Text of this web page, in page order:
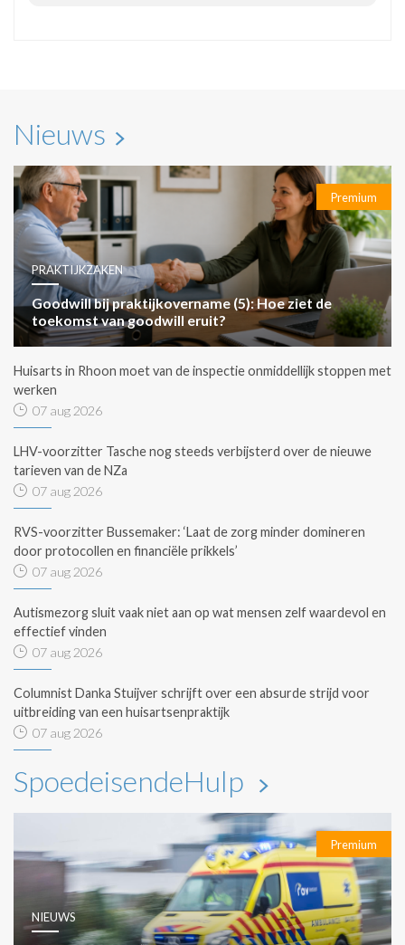
Nieuws
Premium
PRAKTIJKZAKEN
Goodwill bij praktijkovername (5): Hoe ziet de
toekomst van goodwill eruit?
Huisarts in Rhoon moet van de inspectie onmiddellijk stoppen met
werken
07 aug 2026
LHV-voorzitter Tasche nog steeds verbijsterd over de nieuwe
tarieven van de NZa
07 aug 2026
RVS-voorzitter Bussemaker: ‘Laat de zorg minder domineren
door protocollen en financiële prikkels’
07 aug 2026
Autismezorg sluit vaak niet aan op wat mensen zelf waardevol en
effectief vinden
07 aug 2026
Columnist Danka Stuijver schrijft over een absurde strijd voor
uitbreiding van een huisartsenpraktijk
07 aug 2026
SpoedeisendeHulp
Premium
NIEUWS